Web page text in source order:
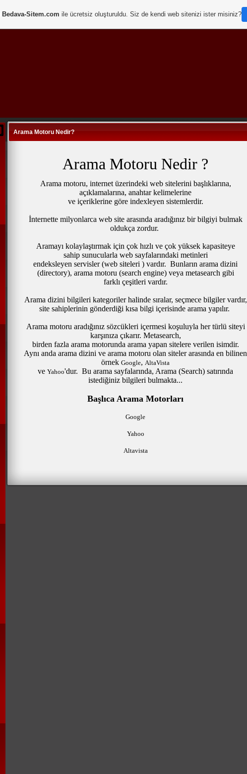
Arama Motoru Nedir?
Arama Motoru Nedir ?
Arama motoru, internet üzerindeki web sitelerini başlıklarına,
açıklamalarına, anahtar kelimelerine
ve içeriklerine göre indexleyen sistemlerdir.
İnternette milyonlarca web site arasında aradığınız bir bilgiyi bulmak
oldukça zordur.
Aramayı kolaylaştırmak için çok hızlı ve çok yüksek kapasiteye
sahip sunucularla web sayfalarındaki metinleri
endeksleyen servisler (web siteleri ) vardır. Bunların arama dizini
(directory), arama motoru (search engine) veya metasearch gibi
farklı çeşitleri vardır.
Arama dizini bilgileri kategoriler halinde sıralar, seçmece bilgiler vardır,
site sahiplerinin gönderdiği kısa bilgi içerisinde arama yapılır.
Arama motoru aradığınız sözcükleri içermesi koşuluyla her türlü siteyi
karşınıza çıkarır. Metasearch,
birden fazla arama motorunda arama yapan sitelere verilen isimdir.
Aynı anda arama dizini ve arama motoru olan siteler arasında en bilinen
örnek Google, AltaVista
ve Yahoo'dur. Bu arama sayfalarında, Arama (Search) satırında
istediğiniz bilgileri bulmakta...
Başlıca Arama Motorları
Google
Yahoo
Altavista
Bedava-Sitem.com ile ücretsiz oluşturuldu. Siz de kendi web sitenizi ister misiniz?